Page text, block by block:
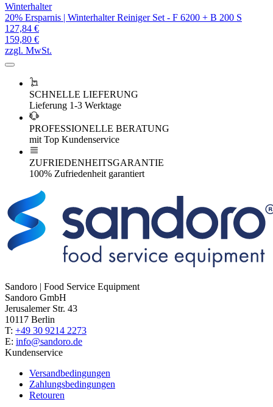
Winterhalter
20% Ersparnis | Winterhalter Reiniger Set - F 6200 + B 200 S
127,84 €
159,80 €
zzgl. MwSt.
SCHNELLE LIEFERUNG
Lieferung 1-3 Werktage
PROFESSIONELLE BERATUNG
mit Top Kundenservice
ZUFRIEDENHEITSGARANTIE
100% Zufriedenheit garantiert
Sandoro | Food Service Equipment
Sandoro GmbH
Jerusalemer Str. 43
10117 Berlin
T: +49 30 9214 2273
E: info@sandoro.de
Kundenservice
Versandbedingungen
Zahlungsbedingungen
Retouren